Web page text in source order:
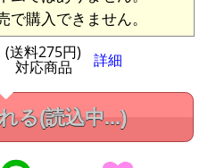
購入できません。
(送料275円)
対応商品 詳細
る(読込中...)